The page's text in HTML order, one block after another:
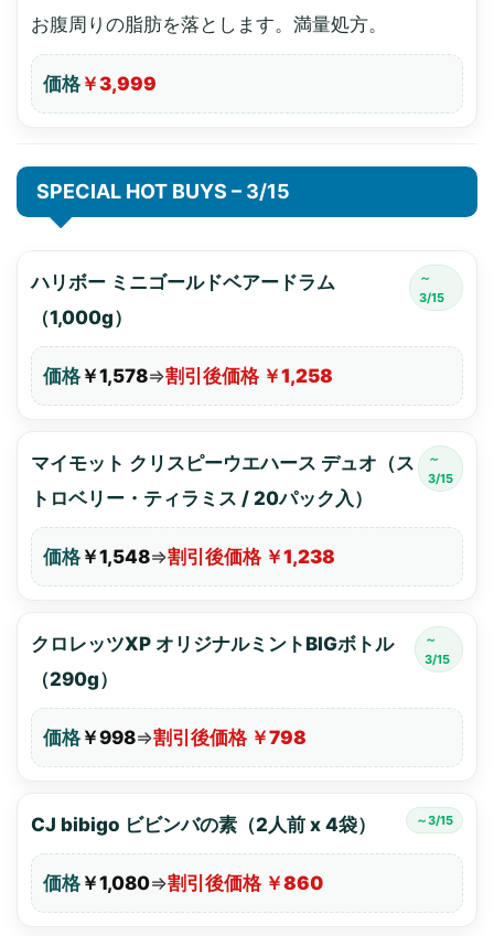
お腹周りの脂肪を落とします。満量処方。
価格 ￥3,999
SPECIAL HOT BUYS – 3/15
ハリボー ミニゴールドベアードラム
（1,000g）
～
3/15
価格 ￥1,578⇒割引後価格 ￥1,258
マイモット クリスピーウエハース デュオ（ス
トロベリー・ティラミス / 20パック入）
～
3/15
価格 ￥1,548⇒割引後価格 ￥1,238
クロレッツXP オリジナルミントBIGボトル
（290g）
～
3/15
価格 ￥998⇒割引後価格 ￥798
CJ bibigo ビビンバの素（2人前 x 4袋） ～3/15
価格 ￥1,080⇒割引後価格 ￥860